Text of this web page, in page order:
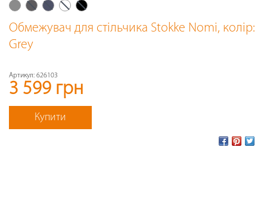
Обмежувач для стільчика Stokke Nomi, колір:
Grey
Артикул: 626103
3 599 грн
Купити